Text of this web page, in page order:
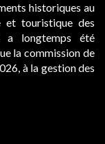
les cabanes de
Installées sur
paiement d’une
occupants